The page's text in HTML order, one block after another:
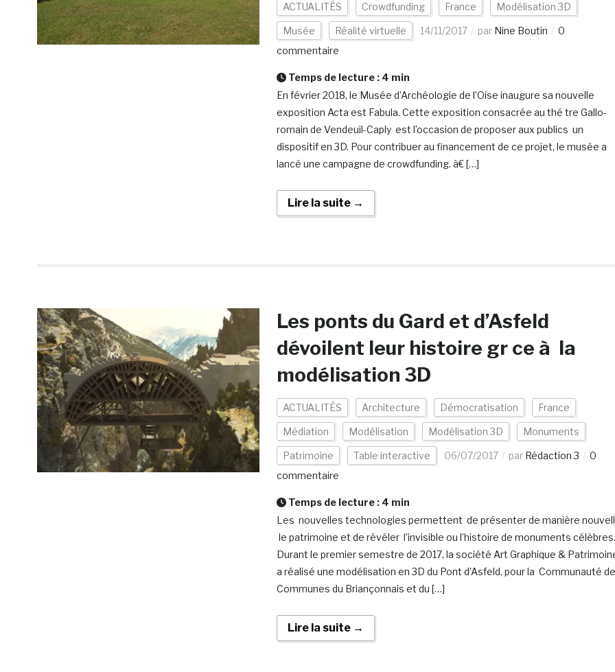
ACTUALITÉS Crowdfunding France Modélisation 3D
Musée Réalité virtuelle 14/11/2017 par Nine Boutin
0
commentaire
Temps de lecture : 4 min
En février 2018, le Musée d’Archéologie de l’Oise inaugure sa nouvelle
exposition Acta est Fabula. Cette exposition consacrée au thé tre Gallo-
romain de Vendeuil-Caply est l’occasion de proposer aux publics un
dispositif en 3D. Pour contribuer au financement de ce projet, le musée a
lancé une campagne de crowdfunding. à€ […]
Lire la suite →
Les ponts du Gard et d’Asfeld
dévoilent leur histoire gr ce à la
modélisation 3D
ACTUALITÉS Architecture Démocratisation France
Médiation Modélisation Modélisation 3D Monuments
Patrimoine Table interactive 06/07/2017 par Rédaction 3
0
commentaire
Temps de lecture : 4 min
Les nouvelles technologies permettent de présenter de manière
le patrimoine et de révéler l’invisible ou l’histoire de monuments célèbres.
Durant le premier semestre de 2017, la société Art Graphique &
a réalisé une modélisation en 3D du Pont d’Asfeld, pour la Communauté de
Communes du Briançonnais et du […]
Lire la suite →